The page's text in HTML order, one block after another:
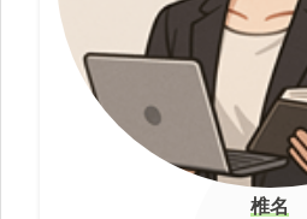
椎名